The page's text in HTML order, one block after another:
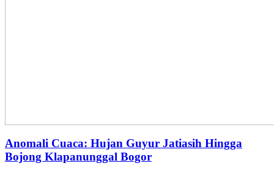
Anomali Cuaca: Hujan Guyur Jatiasih Hingga
Bojong Klapanunggal Bogor